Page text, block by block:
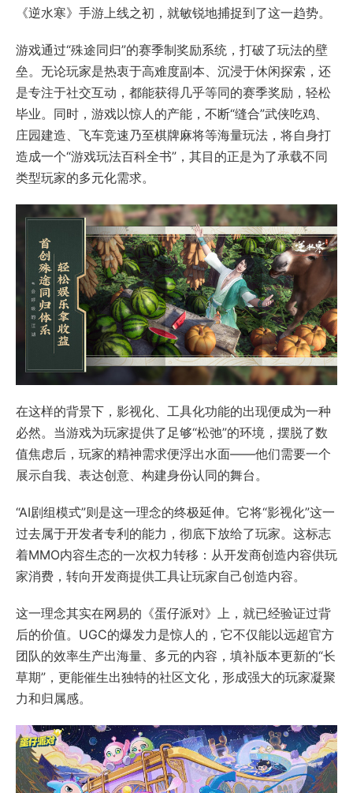
《逆水寒》手游上线之初，就敏锐地捕捉到了这一趋势。
游戏通过“殊途同归”的赛季制奖励系统，打破了玩法的壁
垒。无论玩家是热衷于高难度副本、沉浸于休闲探索，还
是专注于社交互动，都能获得几乎等同的赛季奖励，轻松
毕业。同时，游戏以惊人的产能，不断“缝合”武侠吃鸡、
庄园建造、飞车竞速乃至棋牌麻将等海量玩法，将自身打
造成一个“游戏玩法百科全书”，其目的正是为了承载不同
类型玩家的多元化需求。
在这样的背景下，影视化、工具化功能的出现便成为一种
必然。当游戏为玩家提供了足够“松弛”的环境，摆脱了数
值焦虑后，玩家的精神需求便浮出水面——他们需要一个
展示自我、表达创意、构建身份认同的舞台。
“AI剧组模式”则是这一理念的终极延伸。它将“影视化”这一
过去属于开发者专利的能力，彻底下放给了玩家。这标志
着MMO内容生态的一次权力转移：从开发商创造内容供玩
家消费，转向开发商提供工具让玩家自己创造内容。
这一理念其实在网易的《蛋仔派对》上，就已经验证过背
后的价值。UGC的爆发力是惊人的，它不仅能以远超官方
团队的效率生产出海量、多元的内容，填补版本更新的“长
草期”，更能催生出独特的社区文化，形成强大的玩家凝聚
力和归属感。